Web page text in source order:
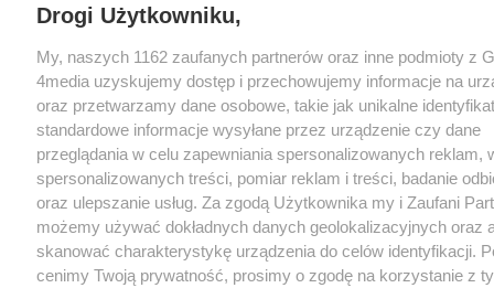
Drogi Użytkowniku,
My, naszych 1162 zaufanych partnerów oraz inne podmioty z
4media uzyskujemy dostęp i przechowujemy informacje na
oraz przetwarzamy dane osobowe, takie jak unikalne
standardowe informacje wysyłane przez urządzenie czy dane
przeglądania w celu zapewniania spersonalizowanych reklam,
spersonalizowanych treści, pomiar reklam i treści, badanie
oraz ulepszanie usług. Za zgodą Użytkownika my i Zaufani
możemy używać dokładnych danych geolokalizacyjnych oraz
skanować charakterystykę urządzenia do celów identyfikacji.
cenimy Twoją prywatność, prosimy o zgodę na korzystanie z